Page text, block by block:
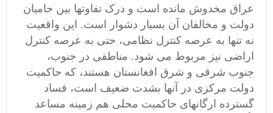
عراق مخدوش مانده است و درک تفاوتها بین حامیان
دولت و مخالفان آن بسیار دشوار است. این واقعیت
نه تنها به عرصه کنترل نظامی، حتی به عرصه کنترل
اراضی نیز مربوط می شود. مناطقی در جنوب،
جنوب شرقی و شرق افغانستان هستند، که حاکمیت
دولت مرکزی در آنها بشدت ضعیف است، فساد
گسترده ارگانهای حاکمیت محلی هم زمینه مساعد